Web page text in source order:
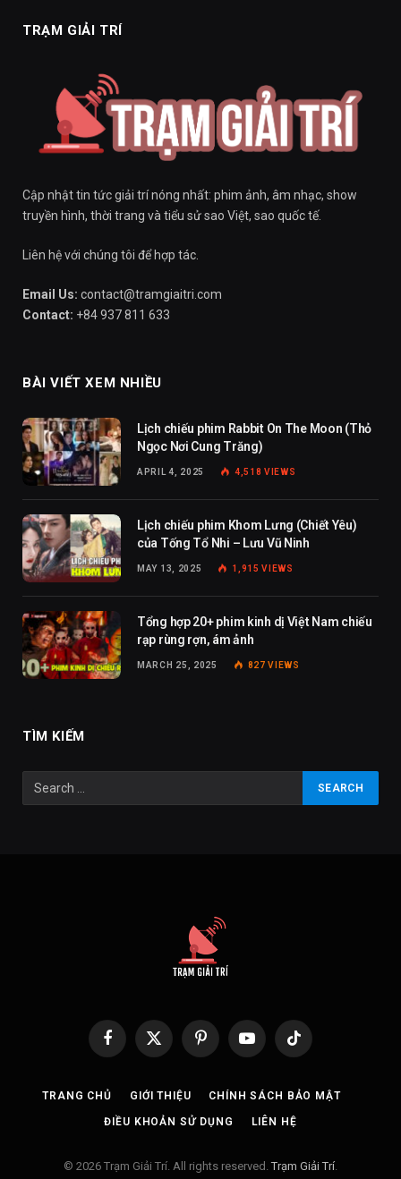
TRẠM GIẢI TRÍ
Cập nhật tin tức giải trí nóng nhất: phim ảnh, âm nhạc, show
truyền hình, thời trang và tiểu sử sao Việt, sao quốc tế.
Liên hệ với chúng tôi để hợp tác.
Email Us: contact@tramgiaitri.com
Contact: +84 937 811 633
BÀI VIẾT XEM NHIỀU
Lịch chiếu phim Rabbit On The Moon (Thỏ
Ngọc Nơi Cung Trăng)
APRIL 4, 2025 4,518VIEWS
Lịch chiếu phim Khom Lưng (Chiết Yêu)
của Tống Tổ Nhi – Lưu Vũ Ninh
MAY 13, 2025 1,915VIEWS
Tổng hợp 20+ phim kinh dị Việt Nam chiếu
rạp rùng rợn, ám ảnh
MARCH 25, 2025 827VIEWS
TÌM KIẾM
Facebook
X
PinterestYouTubeTikTok
TRANG CHỦ GIỚI THIỆU CHÍNH SÁCH BẢO MẬT
ĐIỀU KHOẢN SỬ DỤNG LIÊN HỆ
© 2026 Trạm Giải Trí. All rights reserved.Trạm Giải Trí